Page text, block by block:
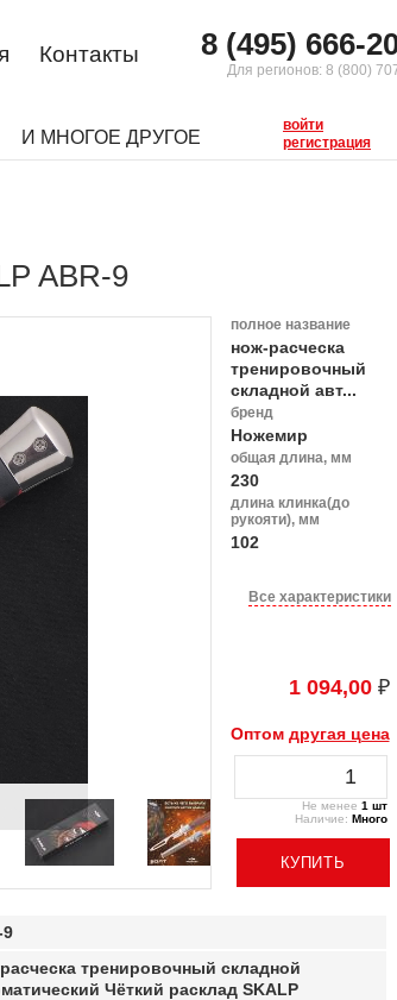
8 (495) 666-
Для регионов: 8 (800)
Контакты
И МНОГОЕ ДРУГОЕ
войти
регистрация
ABR-9
полное название
нож-расческа
тренировочный
складной авт...
бренд
Ножемир
общая длина, мм
230
длина клинка(до
рукояти), мм
102
Все характеристики
1 094,00₽
Оптом другая цена
Не менее 1 шт
Наличие: Много
9
тренировочный складной
Чёткий расклад SKALP